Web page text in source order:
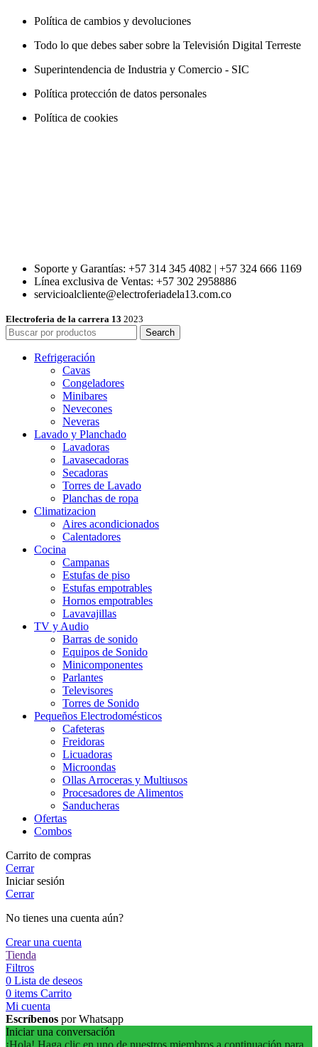
Política de cambios y devoluciones
Todo lo que debes saber sobre la Televisión Digital Terreste
Superintendencia de Industria y Comercio - SIC
Política protección de datos personales
Política de cookies
Soporte y Garantías: +57 314 345 4082 | +57 324 666 1169
Línea exclusiva de Ventas: +57 302 2958886
servicioalcliente@electroferiadela13.com.co
Electroferia de la carrera 13 2023
Search
Refrigeración
Cavas
Congeladores
Minibares
Nevecones
Neveras
Lavado y Planchado
Lavadoras
Lavasecadoras
Secadoras
Torres de Lavado
Planchas de ropa
Climatizacion
Aires acondicionados
Calentadores
Cocina
Campanas
Estufas de piso
Estufas empotrables
Hornos empotrables
Lavavajillas
TV y Audio
Barras de sonido
Equipos de Sonido
Minicomponentes
Parlantes
Televisores
Torres de Sonido
Pequeños Electrodomésticos
Cafeteras
Freidoras
Licuadoras
Microondas
Ollas Arroceras y Multiusos
Procesadores de Alimentos
Sanducheras
Ofertas
Combos
Carrito de compras
Cerrar
Iniciar sesión
Cerrar
No tienes una cuenta aún?
Crear una cuenta
Tienda
Filtros
0 Lista de deseos
0 items Carrito
Mi cuenta
Escríbenos por Whatsapp
Iniciar una conversación